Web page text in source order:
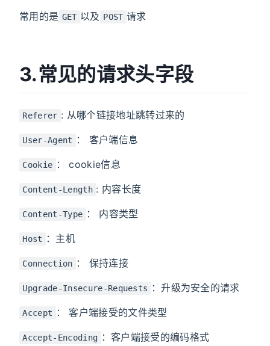
常用的是 GET 以及 POST 请求
3.常见的请求头字段
Referer : 从哪个链接地址跳转过来的
User-Agent ： 客户端信息
Cookie ： cookie信息
Content-Length : 内容长度
Content-Type ： 内容类型
Host ：主机
Connection ： 保持连接
Upgrade-Insecure-Requests ：升级为安全的请求
Accept ： 客户端接受的文件类型
Accept-Encoding ：客户端接受的编码格式